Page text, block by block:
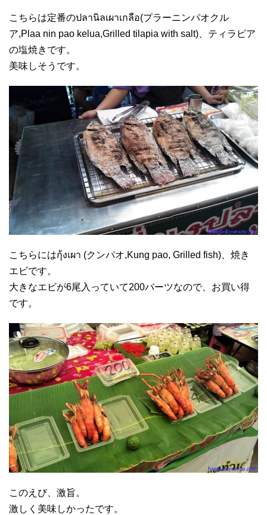
こちらは定番のปลานิลเผาเกลือ(プラーニンパオクル
ア,Plaa nin pao kelua,Grilled tilapia with salt)、ティラピア
の塩焼きです。
美味しそうです。
こちらにはกุ้งเผา (クンパオ,Kung pao, Grilled fish)、焼き
エビです。
大きなエビが6尾入っていて200バーツなので、お買い得
です。
このえび、激旨。
激しく美味しかったです。